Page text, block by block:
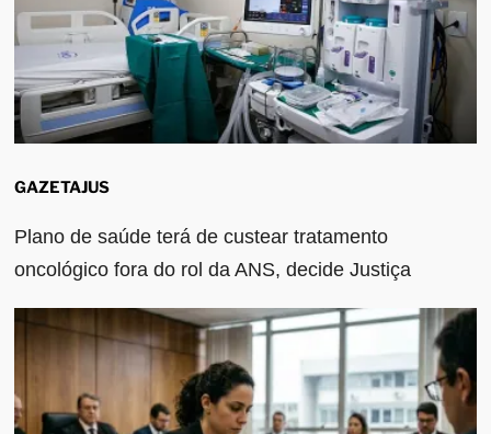
GAZETAJUS
Plano de saúde terá de custear tratamento
oncológico fora do rol da ANS, decide Justiça